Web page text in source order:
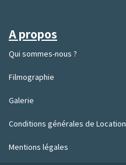
A propos
Qui sommes-nous ?
Filmographie
Galerie
Conditions générales de Location
Mentions légales